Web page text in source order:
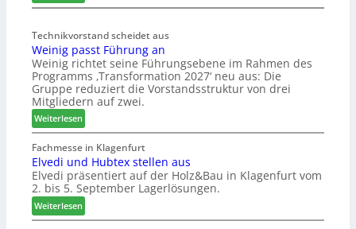
ä
t
z
u
r
H
a
u
s
m
e
s
s
e
M
b
e
l
b
r
a
n
c
h
e
e
r
ö
r
Technikvorstand scheidet aus
Weinig passt Führung an
Weinig richtet seine Führungsebene im Rahmen des
Programms ‚Transformation 2027‘ neu aus: Die
Gruppe reduziert die Vorstandsstruktur von drei
Mitgliedern auf zwei.
Weiterlesen:
W
e
i
n
i
p
Fachmesse in Klagenfurt
Elvedi und Hubtex stellen aus
Elvedi präsentiert auf der Holz&Bau in Klagenfurt vom
2. bis 5. September Lagerlösungen.
Weiterlesen:
E